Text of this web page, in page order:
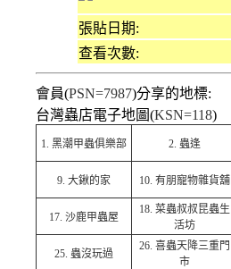
張貼日期:
查看次數:
會員(PSN=7987)分享的地標:
台灣蟲店電子地圖(KSN=118)
1. 黑潮甲蟲俱樂部 2. 蟲逢
9. 大鍬的家 10. 有朋寵物雜貨舖
17. 沙鹿甲蟲屋
18. 菜蟲叔叔昆蟲生
活坊
25. 蟲沒玩過
26. 喜蟲天降三重門
市